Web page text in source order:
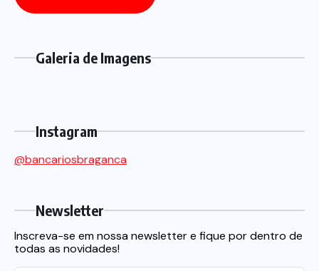
Galeria de Imagens
Instagram
@bancariosbraganca
Newsletter
Inscreva-se em nossa newsletter e fique por dentro de
todas as novidades!